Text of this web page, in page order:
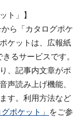
ト」】
ら「カタログポケ
ケットは、広報紙
るサービスです。
、記事内文章がポ
声読み上げ機能、
す。利用方法など
ポケット」
をご参